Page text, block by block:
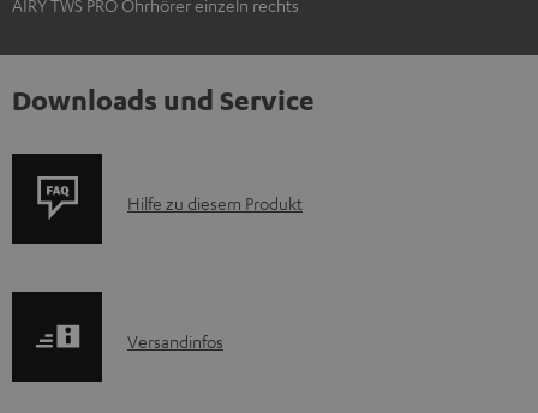
Downloads und Service
P
u
Hilfe zu diesem Produkt
I
Versandinfos